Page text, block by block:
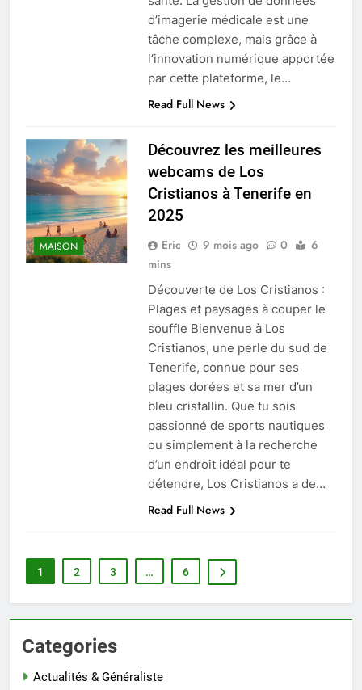
d’imagerie médicale est une
tâche complexe, mais grâce à
l’innovation numérique apportée
par cette plateforme, le…
Read Full News
MAISON
Découvrez les meilleures
webcams de Los
Cristianos à Tenerife en
2025
Eric 9 mois ago 0
6
mins
Découverte de Los Cristianos :
Plages et paysages à couper le
souffle Bienvenue à Los
Cristianos, une perle du sud de
Tenerife, connue pour ses
plages dorées et sa mer d’un
bleu cristallin. Que tu sois
passionné de sports nautiques
ou simplement à la recherche
d’un endroit idéal pour te
détendre, Los Cristianos a de…
Read Full News
1 2 3 … 6
Categories
Actualités & Généraliste